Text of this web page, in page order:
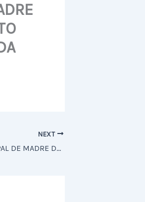
NEXT
HOSPITAL MUNICIPAL DE MADRE DE DEUS IMPLANTA GOLDEN HOUR